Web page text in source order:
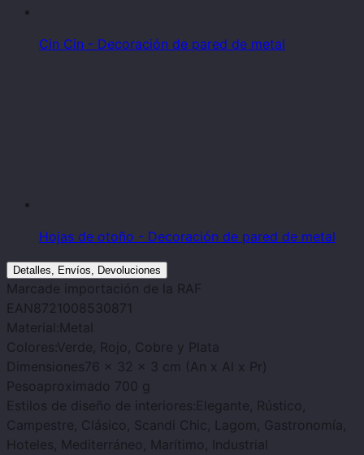
Cin Cin - Decoración de pared de metal
Hojas de otoño - Decoración de pared de metal
Detalles, Envíos, Devoluciones
Marcade importación de la RAF
EAN8721008530871
Material:Metal
Colores:Verde, Rojo, Cobre y Plata
Dimensiones76 x 32 x 3 cm (An x Al x Pr)
Pesoaproximado 700 g
Estilos de diseño de interiores:Elegante, Rústico,
Campestre, Clásico, Scandi Chic, Lagom, Gastronomía,
Hoteles, Mediterráneo, Marítimo, Industrial